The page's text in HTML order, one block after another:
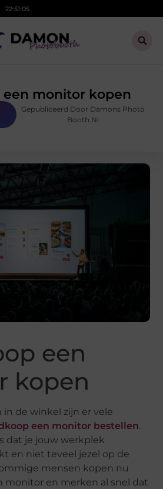
22:51:06
een monitor kopen
Gepubliceerd Door Damons Photo
Booth.nl
een
kopen
de winkel zijn er vele
een monitor bestellen.
dat je jouw werkplek
en niet teveel jezel op de
mensen kopen nu
monitor en merken al snel dat